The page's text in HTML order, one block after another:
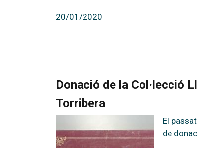
20/01/2020
Donació de la Col·lecció
Torribera
El
de